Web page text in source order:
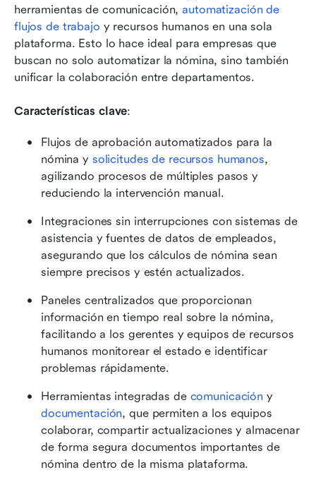
herramientas de comunicación, automatización de
flujos de trabajo y recursos humanos en una sola
plataforma. Esto lo hace ideal para empresas que
buscan no solo automatizar la nómina, sino también
unificar la colaboración entre departamentos.
Características clave:
Flujos de aprobación automatizados para la
nómina y solicitudes de recursos humanos,
agilizando procesos de múltiples pasos y
reduciendo la intervención manual.
Integraciones sin interrupciones con sistemas de
asistencia y fuentes de datos de empleados,
asegurando que los cálculos de nómina sean
siempre precisos y estén actualizados.
Paneles centralizados que proporcionan
información en tiempo real sobre la nómina,
facilitando a los gerentes y equipos de recursos
humanos monitorear el estado e identificar
problemas rápidamente.
Herramientas integradas de comunicación
documentación, que permiten a los equipos
colaborar, compartir actualizaciones y almacenar
de forma segura documentos importantes de
nómina dentro de la misma plataforma.